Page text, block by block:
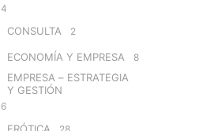
4
CONSULTA 2
ECONOMÍA Y EMPRESA 8
EMPRESA – ESTRATEGIA
Y GESTIÓN
6
ERÓTICA